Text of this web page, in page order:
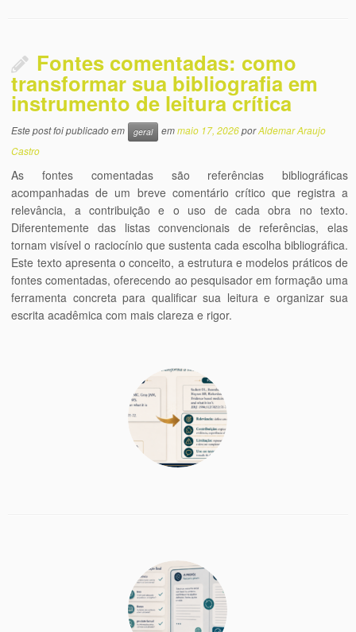
Fontes comentadas: como
transformar sua bibliografia em
instrumento de leitura crítica
Este post foi publicado em geral emmaio 17, 2026porAldemar Araujo
Castro
As fontes comentadas são referências bibliográficas
acompanhadas de um breve comentário crítico que registra a
relevância, a contribuição e o uso de cada obra no texto.
Diferentemente das listas convencionais de referências, elas
tornam visível o raciocínio que sustenta cada escolha bibliográfica.
Este texto apresenta o conceito, a estrutura e modelos práticos de
fontes comentadas, oferecendo ao pesquisador em formação uma
ferramenta concreta para qualificar sua leitura e organizar sua
escrita acadêmica com mais clareza e rigor.